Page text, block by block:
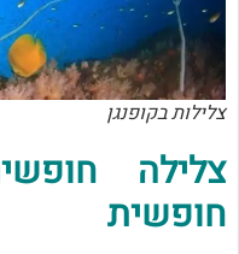
צלילות בקופנגן
צלילה
חופשית